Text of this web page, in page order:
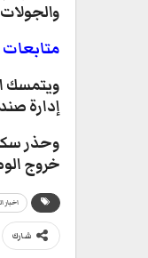
متابعات
ويتمسك
إدارة
وحذر
خروج
اخبار
شارك